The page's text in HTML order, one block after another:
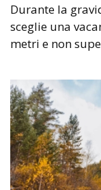
Durante la
sceglie una
metri e non